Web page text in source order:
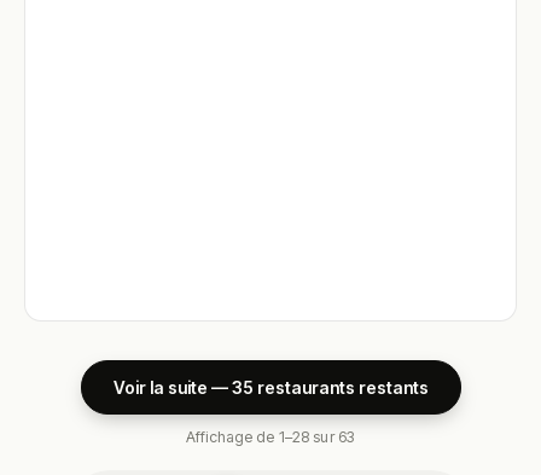
Voir la suite — 35 restaurants restants
Affichage de 1–28 sur 63